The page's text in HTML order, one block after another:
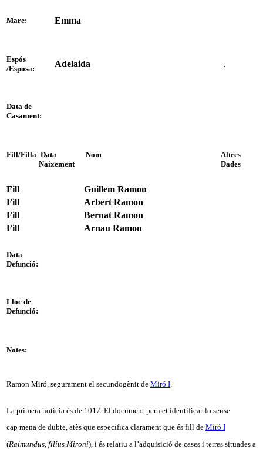
Mare: Emma
Espós
/Esposa:
Adelaida .
Data de
Casament:
Fill/Filla Data
Naixement
Nom
Altres
Dades
Fill
Guillem Ramon
Fill
Arbert Ramon
Fill
Bernat Ramon
Fill
Arnau Ramon
Data
Defunció:
Lloc de
Defunció:
Notes:
Ramon Miró, segurament el secundogènit de Miró I
La primera notícia és de 1017. El document permet identificar-lo sense
cap mena de dubte, atès que especifica clarament que és fill de Miró I
(Raimundus, filius Mironi), i és relatiu a l’adquisició de cases i terres situades a